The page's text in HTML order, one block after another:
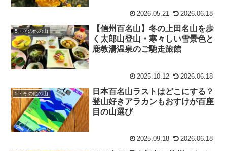
2026.05.21 2026.06.18
5・その他の山
【信州百名山】冬の上田名山を歩
く太郎山登山・寒々しい雪景色と
鹿教湯温泉のご馳走旅館
2025.10.12 2026.06.18
5・その他の山
日本百名山ラストはどこにする？
登山好きアラカンもおすけが百座
目の山選び
2025.09.18 2026.06.18